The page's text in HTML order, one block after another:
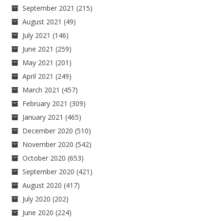
September 2021 (215)
August 2021 (49)
July 2021 (146)
June 2021 (259)
May 2021 (201)
April 2021 (249)
March 2021 (457)
February 2021 (309)
January 2021 (465)
December 2020 (510)
November 2020 (542)
October 2020 (653)
September 2020 (421)
August 2020 (417)
July 2020 (202)
June 2020 (224)